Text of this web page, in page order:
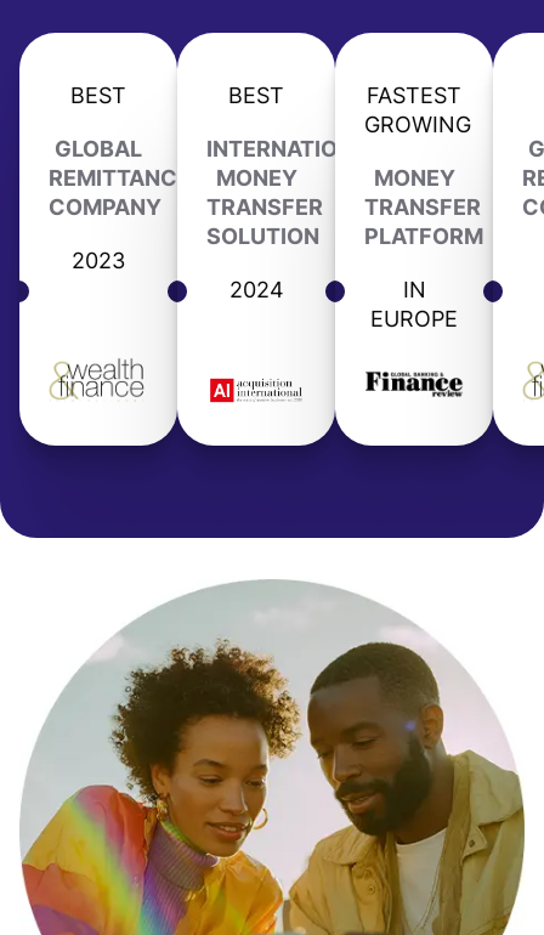
BEST
GLOBAL
REMITTANCE
COMPANY
2023
BEST
INTERNATIONAL
MONEY
TRANSFER
SOLUTION
2024
FASTEST
GROWING
MONEY
TRANSFER
PLATFORM
IN
EUROPE